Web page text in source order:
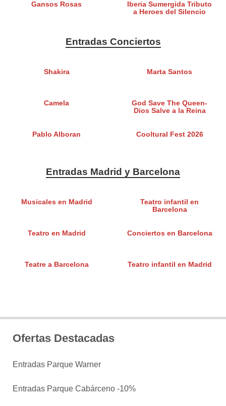
Gansos Rosas
Iberia Sumergida Tributo
a Heroes del Silencio
Entradas Conciertos
Shakira Marta Santos
Camela
God Save The Queen-
Dios Salve a la Reina
Pablo Alboran Cooltural Fest 2026
Entradas Madrid y Barcelona
Musicales en Madrid
Teatro infantil en
Barcelona
Teatro en Madrid Conciertos en Barcelona
Teatre a Barcelona Teatro infantil en Madrid
Ofertas Destacadas
Entradas Parque Warner
Entradas Parque Cabárceno -10%